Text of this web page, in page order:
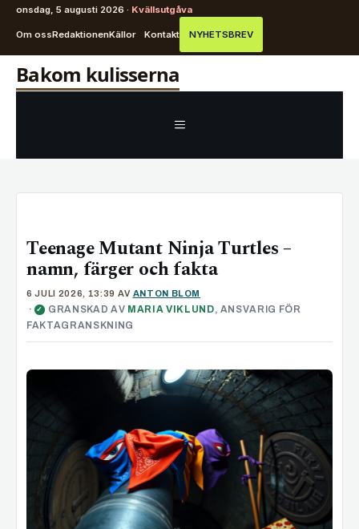
onsdag, 5 augusti 2026 · Kvällsutgåva
Om ossRedaktionenKällor Kontakt NYHETSBREV
HoppaBakom kulisserna
MENY
Teenage Mutant Ninja Turtles –
namn, färger och fakta
6 JULI 2026, 13:39 AV ANTON BLOM
· ✓ GRANSKAD AV MARIA VIKLUND, ANSVARIG FÖR
FAKTAGRANSKNING